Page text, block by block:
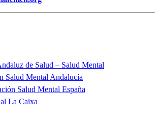
de Salud – Salud Mental
Salud Mental Andalucía
Salud Mental España
La Caixa